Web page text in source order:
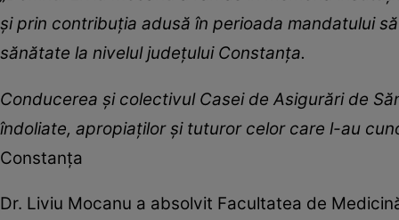
și prin contribuția adusă în perioada mandatului
sănătate la nivelul județului Constanța.
Conducerea și colectivul Casei de Asigurări de
îndoliate, apropiaților și tuturor celor care l-au
Constanța
Dr. Liviu Mocanu a absolvit Facultatea de